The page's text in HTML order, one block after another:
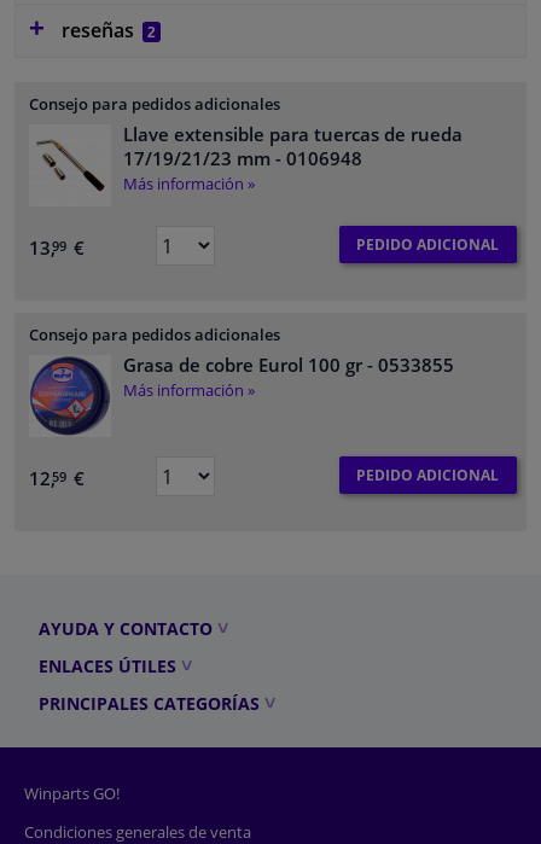
reseñas
2
Consejo para pedidos adicionales
Llave extensible para tuercas de rueda
17/19/21/23 mm - 0106948
Más información »
13,99 € PEDIDO ADICIONAL
Consejo para pedidos adicionales
Grasa de cobre Eurol 100 gr - 0533855
Más información »
12,59 € PEDIDO ADICIONAL
AYUDA Y CONTACTO
ENLACES ÚTILES
PRINCIPALES CATEGORÍAS
Winparts GO!
Condiciones generales de venta